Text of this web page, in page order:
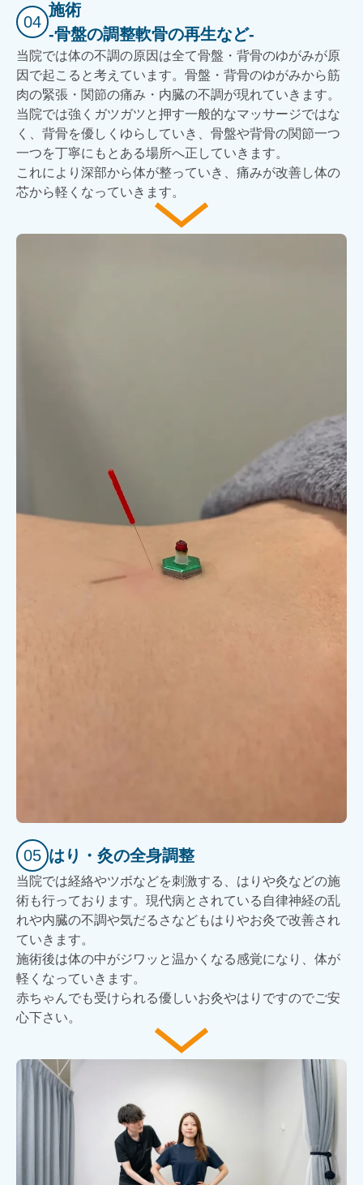
04
施術
-骨盤の調整軟骨の再生など-
当院では体の不調の原因は全て骨盤・背骨のゆがみが原
因で起こると考えています。骨盤・背骨のゆがみから筋
肉の緊張・関節の痛み・内臓の不調が現れていきます。
当院では強くガツガツと押す一般的なマッサージではな
く、背骨を優しくゆらしていき、骨盤や背骨の関節一つ
一つを丁寧にもとある場所へ正していきます。
これにより深部から体が整っていき、痛みが改善し体の
芯から軽くなっていきます。
05 はり・灸の全身調整
当院では経絡やツボなどを刺激する、はりや灸などの施
術も行っております。現代病とされている自律神経の乱
れや内臓の不調や気だるさなどもはりやお灸で改善され
ていきます。
施術後は体の中がジワッと温かくなる感覚になり、体が
軽くなっていきます。
赤ちゃんでも受けられる優しいお灸やはりですのでご安
心下さい。